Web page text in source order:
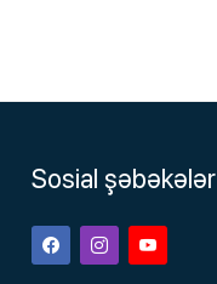
Sosial şəbəkələr
FacebookInstagramYoutube